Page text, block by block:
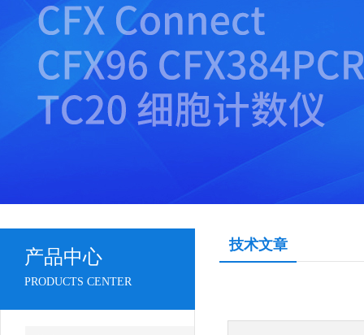
产品中心
PRODUCTS CENTER
技术文章